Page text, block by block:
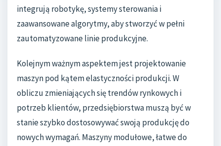
integrują robotykę, systemy sterowania i
zaawansowane algorytmy, aby stworzyć w pełni
zautomatyzowane linie produkcyjne.
Kolejnym ważnym aspektem jest projektowanie
maszyn pod kątem elastyczności produkcji. W
obliczu zmieniających się trendów rynkowych i
potrzeb klientów, przedsiębiorstwa muszą być w
stanie szybko dostosowywać swoją produkcję do
nowych wymagań. Maszyny modułowe, łatwe do